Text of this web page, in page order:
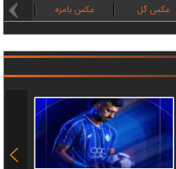
عکس گل عکس بامزه